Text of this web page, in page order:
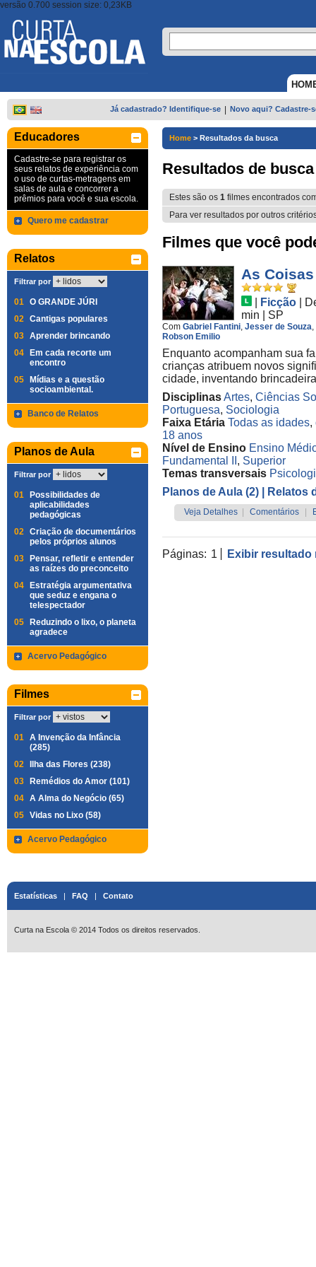
versão 0.700 session size: 0,23KB
Já cadastrado? Identifique-se Novo aqui? Cadastre-
Educadores
Cadastre-se para registrar os
seus relatos de experiência com
o uso de curtas-metragens em
salas de aula e concorrer a
prêmios para você e sua escola.
Quero me cadastrar
Relatos
Filtrar por
01 O GRANDE JÚRI
02 Cantigas populares
03 Aprender brincando
04
Em cada recorte um
encontro
05
Mídias e a questão
socioambiental.
Banco de Relatos
Planos de Aula
Filtrar por
01
Possibilidades de
aplicabilidades
pedagógicas
02 Criação de documentários
pelos próprios alunos
03
Pensar, refletir e entender
as raízes do preconceito
04
Estratégia argumentativa
que seduz e engana o
telespectador
05
Reduzindo o lixo, o planeta
agradece
Acervo Pedagógico
Filmes
Filtrar por
01 A Invenção da Infância
(285)
02
Ilha das Flores (238)
03
Remédios do Amor (101)
04 A Alma do Negócio (65)
05 Vidas no Lixo (58)
Acervo Pedagógico
Home > Resultados da busca
Resultados de busca
Estes são os 1 filmes encontrados
Para ver resultados por outros
Filmes que você
As
Ficção
min
SP
Com Gabriel Fantini, Jesser de Souza,
Robson Emilio
Enquanto acompanham sua
crianças atribuem novos
cidade, inventando
DisciplinasArtes, Ciências
Portuguesa, Sociologia
Faixa Etária Todas as idades,
18 anos
Nível de Ensino Ensino
Fundamental II , Superior
Temas transversais
Planos de Aula (2)
| Relatos
Veja Detalhes Comentários
Páginas: 1 Exibir resultado
Estatísticas | FAQ | Contato
Curta na Escola © 2014 Todos os direitos reservados.